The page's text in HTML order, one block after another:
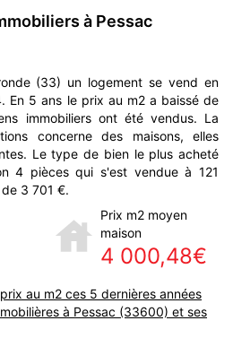
à Pessac
(33) un logement se vend en
En 5 ans le prix au m2 a baissé de
immobiliers ont été vendus. La
concerne des maisons, elles
Le type de bien le plus acheté
4 pièces qui s'est vendue à 121
3 701 €.
Prix m2 moyen
maison
4 000,48€
au m2 ces 5 dernières années
à Pessac (33600) et ses